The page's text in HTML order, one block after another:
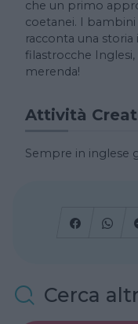
che un primo
coetanei. I bambini
racconta una
filastrocche
merenda!
Attività
Sempre in inglese
Cerca